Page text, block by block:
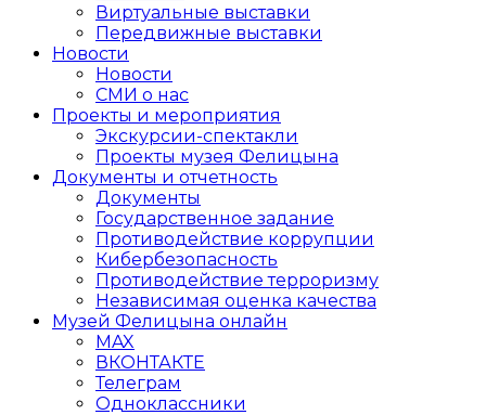
Виртуальные выставки
Передвижные выставки
Новости
Новости
СМИ о нас
Проекты и мероприятия
Экскурсии-спектакли
Проекты музея Фелицына
Документы и отчетность
Документы
Государственное задание
Противодействие коррупции
Кибер­безопасность
Противодействие терроризму
Независимая оценка качества
Музей Фелицына онлайн
MAX
ВКОНТАКТЕ
Телеграм
Одноклассники